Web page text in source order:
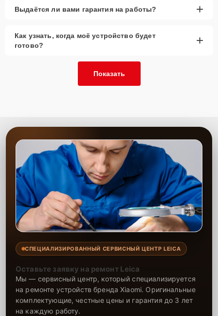
Выдаётся ли вами гарантия на работы? +
Как узнать, когда моё устройство будет
готово?
+
Показать
СПЕЦИАЛИЗИРОВАННЫЙ СЕРВИСНЫЙ ЦЕНТР LEICA
Оставьте заявку на ремонт Leica
Мы — сервисный центр, который специализируется
на ремонте устройств бренда Xiaomi. Оригинальные
комплектующие, честные цены и гарантия до 3 лет
на каждую работу.